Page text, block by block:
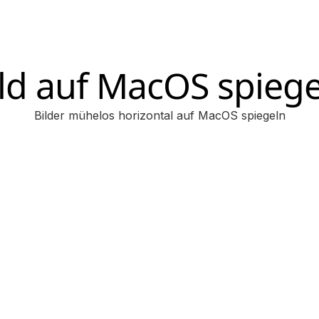
auf MacOS
Bilder mühelos horizontal auf MacOS spiegeln